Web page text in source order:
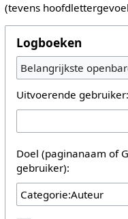
(tevens
Logboeken
Belangrijkste
Uitvoerende gebruiker:
Doel (paginanaam of
gebruiker):